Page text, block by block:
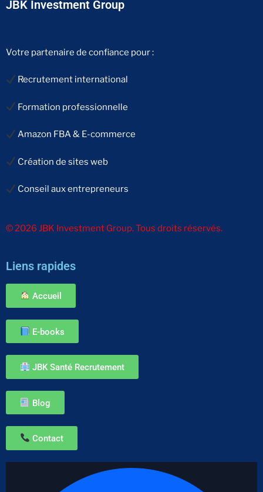
JBK Investment Group
Votre partenaire de confiance pour :
Recrutement international
Formation professionnelle
Amazon FBA & E-commerce
Création de sites web
Conseil aux entrepreneurs
© 2026 JBK Investment Group. Tous droits réservés.
Liens rapides
Accueil
E-books
JBK Santé Recrutement
Blog
Contact